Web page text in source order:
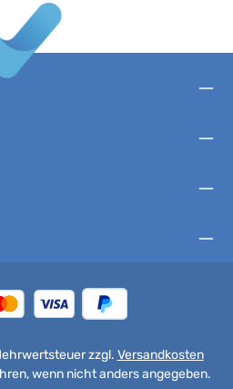
zzgl. Versandkosten
wenn nicht anders angegeben.